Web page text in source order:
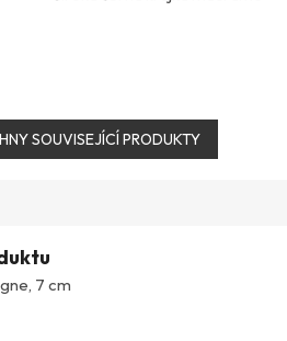
SOUVISEJÍCÍ PRODUKTY
7 cm